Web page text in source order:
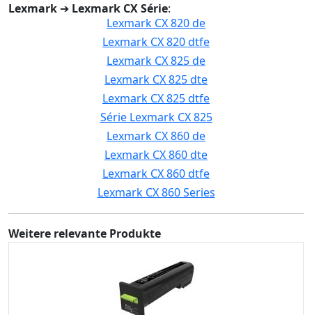
Lexmark ➔ Lexmark CX Série:
Lexmark CX 820 de
Lexmark CX 820 dtfe
Lexmark CX 825 de
Lexmark CX 825 dte
Lexmark CX 825 dtfe
Série Lexmark CX 825
Lexmark CX 860 de
Lexmark CX 860 dte
Lexmark CX 860 dtfe
Lexmark CX 860 Series
Weitere relevante Produkte